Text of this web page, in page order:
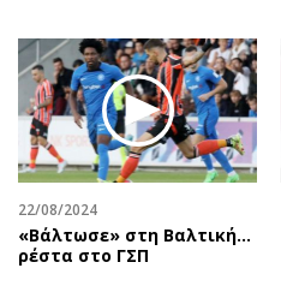
22/08/2024
«Βάλτωσε» στη Βαλτική...
ρέστα στο ΓΣΠ